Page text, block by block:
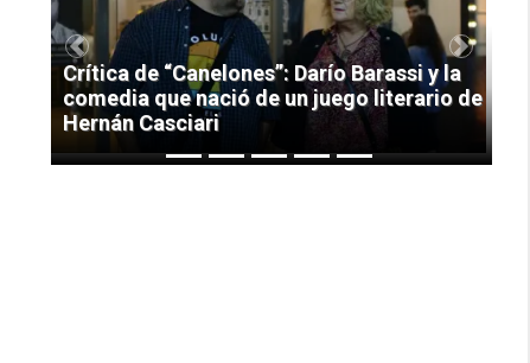
Crítica de “Canelones”: Darío Barassi y la
comedia que nació de un juego literario de
Hernán Casciari
Previous Next